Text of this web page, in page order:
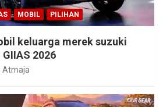
MOBIL PILIHAN
keluarga merek suzuki
2026
Atmaja